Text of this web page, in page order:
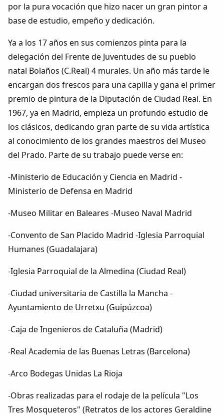
La palra
Modo oscuro
por la pura vocación que hizo nacer un gran pintor a
base de estudio, empeño y dedicación.
Ya a los 17 años en sus comienzos pinta para la
delegación del Frente de Juventudes de su pueblo
natal Bolaños (C.Real) 4 murales. Un año más tarde le
encargan dos frescos para una capilla y gana el primer
premio de pintura de la Diputación de Ciudad Real. En
1967, ya en Madrid, empieza un profundo estudio de
los clásicos, dedicando gran parte de su vida artística
al conocimiento de los grandes maestros del Museo
del Prado. Parte de su trabajo puede verse en:
-Ministerio de Educación y Ciencia en Madrid -
Ministerio de Defensa en Madrid
-Museo Militar en Baleares -Museo Naval Madrid
-Convento de San Placido Madrid -Iglesia Parroquial
Humanes (Guadalajara)
-Iglesia Parroquial de la Almedina (Ciudad Real)
-Ciudad universitaria de Castilla la Mancha -
Ayuntamiento de Urretxu (Guipúzcoa)
-Caja de Ingenieros de Cataluña (Madrid)
-Real Academia de las Buenas Letras (Barcelona)
-Arco Bodegas Unidas La Rioja
-Obras realizadas para el rodaje de la película "Los
Tres Mosqueteros" (Retratos de los actores Geraldine